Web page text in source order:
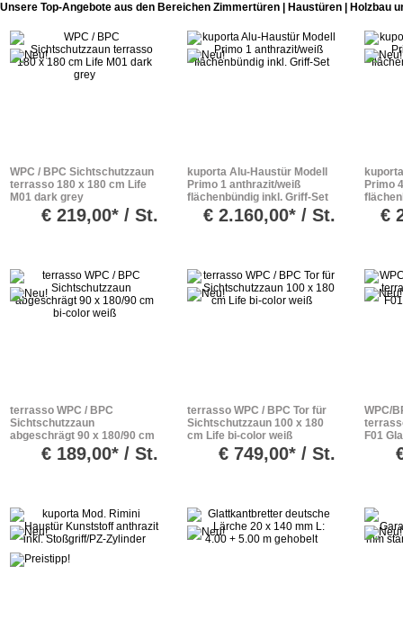
Unsere Top-Angebote aus den Bereichen Zimmertüren | Haustüren | Holzbau
WPC / BPC Sichtschutzzaun
terrasso 180 x 180 cm Life
M01 dark grey
€ 219,00* / St.
kuporta Alu-Haustür Modell
Primo 1 anthrazit/weiß
flächenbündig inkl. Griff-Set
€ 2.160,00* / St.
Primo
€
terrasso WPC / BPC
Sichtschutzzaun
abgeschrägt 90 x 180/90 cm
bi-color weiß
€ 189,00* / St.
terrasso WPC / BPC Tor für
Sichtschutzzaun 100 x 180
cm Life bi-color weiß
€ 749,00* / St.
WPC/
F01